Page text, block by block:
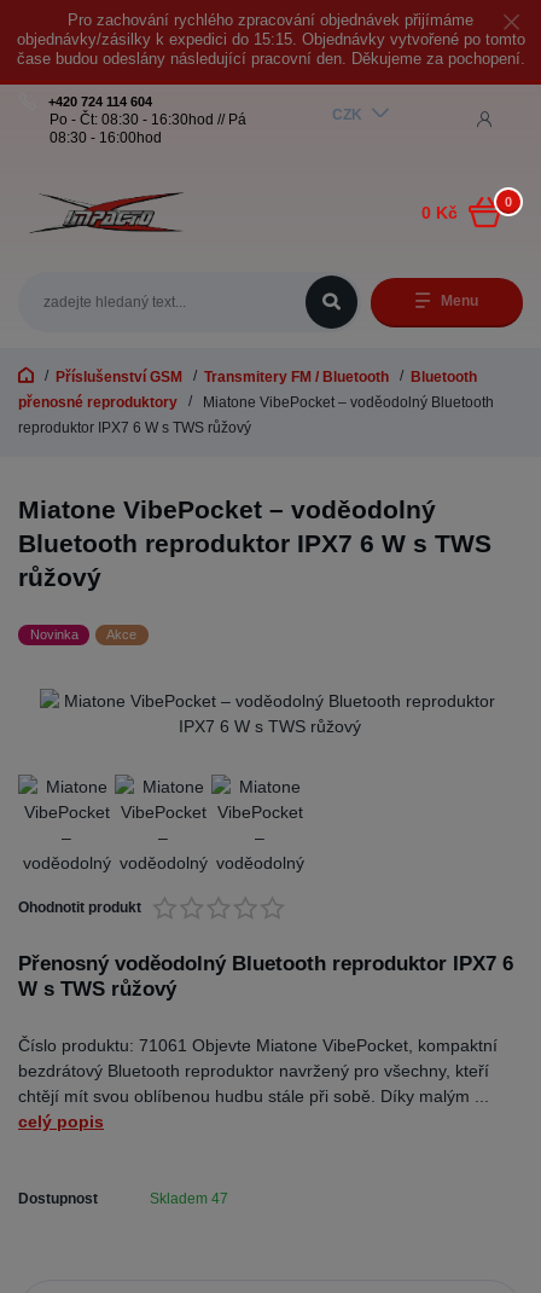
Pro zachování rychlého zpracování objednávek přijímáme
objednávky/zásilky k expedici do 15:15. Objednávky vytvořené po tomto
čase budou odeslány následující pracovní den. Děkujeme za pochopení.
Menu
CZK
+420 724 114 604
Po - Čt: 08:30 - 16:30hod // Pá
08:30 - 16:00hod
0
0 Kč
Příslušenství GSM Transmitery FM / Bluetooth
Bluetooth
přenosné reproduktory
Miatone VibePocket – voděodolný Bluetooth
reproduktor IPX7 6 W s TWS růžový
Miatone VibePocket – voděodolný
Bluetooth reproduktor IPX7 6 W s TWS
růžový
Novinka Akce
Ohodnotit produkt
Přenosný voděodolný Bluetooth reproduktor IPX7 6
W s TWS růžový
Číslo produktu: 71061 Objevte Miatone VibePocket, kompaktní
bezdrátový Bluetooth reproduktor navržený pro všechny, kteří
chtějí mít svou oblíbenou hudbu stále při sobě. Díky malým ...
celý popis
Dostupnost Skladem 47